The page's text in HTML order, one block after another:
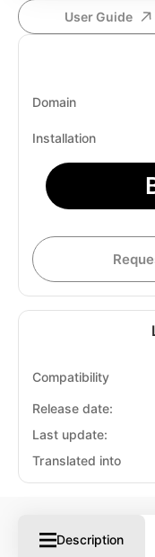
User Guide
Domain
Installation
Compatibility
Release date:
Last update:
Translated into
Description